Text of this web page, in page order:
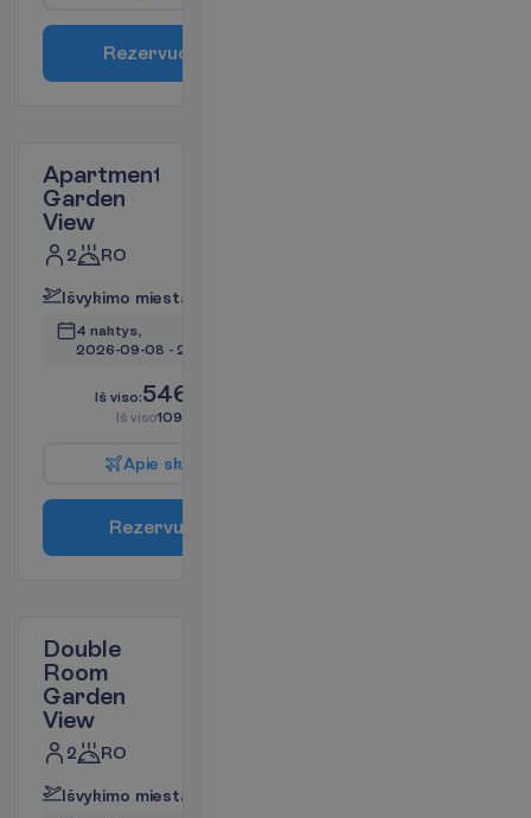
Rezervuo
Apartment
Garden
View
2 RO
Išvykimo miesta
4 naktys,
2026-09-08 - 2026-09-12
Iš viso:546.60
Iš viso1093.20
Apie sk
Rezervu
Double
Room
Garden
View
2 RO
Išvykimo miesta